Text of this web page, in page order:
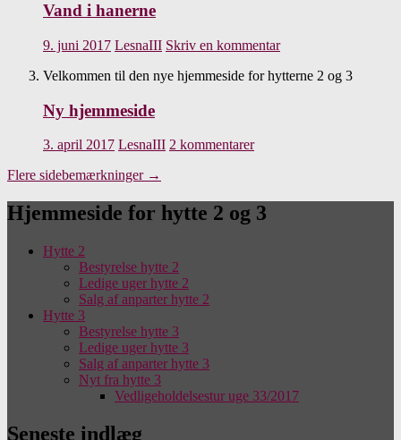
Vand i hanerne
9. juni 2017 LesnaIII Skriv en kommentar
Velkommen til den nye hjemmeside for hytterne 2 og 3
Ny hjemmeside
3. april 2017 LesnaIII 2 kommentarer
Flere sidebemærkninger →
Hjemmeside for hytte 2 og 3
Hytte 2
Bestyrelse hytte 2
Ledige uger hytte 2
Salg af anparter hytte 2
Hytte 3
Bestyrelse hytte 3
Ledige uger hytte 3
Salg af anparter hytte 3
Nyt fra hytte 3
Vedligeholdelsestur uge 33/2017
Seneste indlæg